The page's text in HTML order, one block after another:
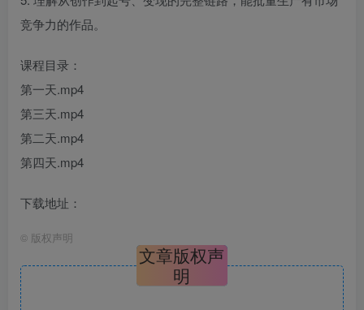
竞争力的作品。
课程目录：
第一天.mp4
第三天.mp4
第二天.mp4
第四天.mp4
下载地址：
© 版权声明
文章版权声
明